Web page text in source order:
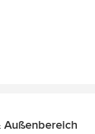
Außenbereich